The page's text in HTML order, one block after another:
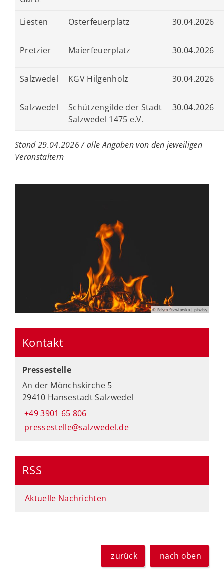
Liesten Osterfeuerplatz 30.04.2026
Pretzier Maierfeuerplatz 30.04.2026
Salzwedel KGV Hilgenholz 30.04.2026
Salzwedel
Schützengilde der Stadt
Salzwedel 1475 e.V.
30.04.2026
Stand 29.04.2026 / alle Angaben von den jeweiligen
Veranstaltern
© Edyta Stawiarska | pixaby
Kontakt
Pressestelle
An der Mönchskirche 5
29410 Hansestadt Salzwedel
+49 3901 65 806
pressestelle@salzwedel.de
RSS
Aktuelle Nachrichten
zurück nach oben